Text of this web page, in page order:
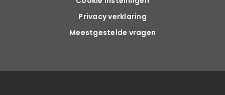
Privacy verklaring
Meestgestelde vragen